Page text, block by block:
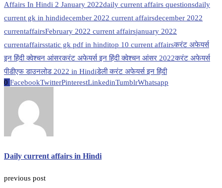
Affairs In Hindi 2 January 2022daily current affairs questionsdaily
current gk in hindidecember 2022 current affairsdecember 2022
currentaffairsFebruary 2022 current affairsjanuary 2022
currentaffairsstatic gk pdf in hinditop 10 current affairsकरंट अफेयर्स
इन हिंदी क्वेश्चन आंसरकरंट अफेयर्स इन हिंदी क्वेश्चन आंसर 2022करंट अफेयर्स
पीडीएफ डाउनलोड 2022 in Hindiडेली करंट अफेयर्स इन हिंदी
0 FacebookTwitterPinterestLinkedinTumblrWhatsapp
Daily current affairs in Hindi
previous post